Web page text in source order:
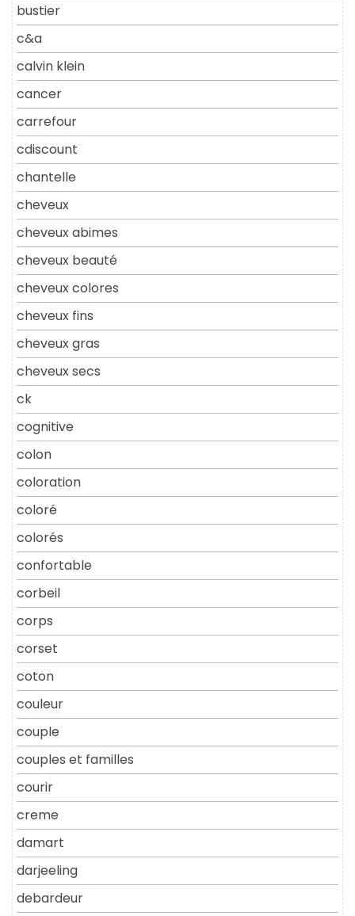
bustier
c&a
calvin klein
cancer
carrefour
cdiscount
chantelle
cheveux
cheveux abimes
cheveux beauté
cheveux colores
cheveux fins
cheveux gras
cheveux secs
ck
cognitive
colon
coloration
coloré
colorés
confortable
corbeil
corps
corset
coton
couleur
couple
couples et familles
courir
creme
damart
darjeeling
debardeur